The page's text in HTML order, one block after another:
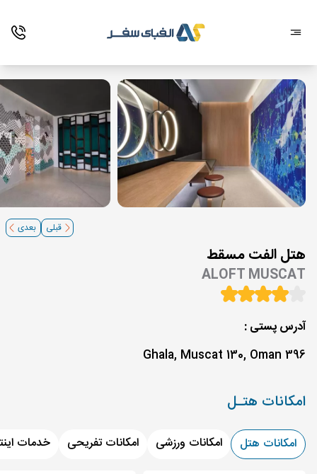
قبلی بعدی
هتل الفت مسقط
ALOFT MUSCAT
آدرس پستی :
396 Ghala, Muscat 130, Oman
امکانات هتـل
امکانات هتل امکانات ورزشی امکانات تفریحی خدمات